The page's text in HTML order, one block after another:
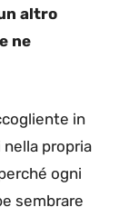
altro
ne
in
propria
ogni
sembrare